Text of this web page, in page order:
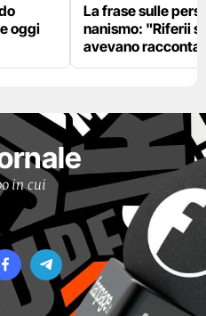
oggi
La frase sulle
nanismo: "Riferii
avevano
in cui